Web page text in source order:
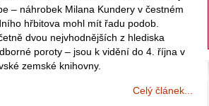
– náhrobek Milana Kundery v čestném
hřbitova mohl mít řadu podob.
dvou nejvhodnějších z hlediska
poroty – jsou k vidění do 4. října v
zemské knihovny.
Celý článek...